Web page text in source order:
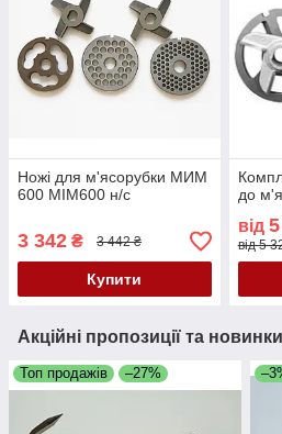
Ножі для м'ясорубки MИМ
600 MІМ600 н/с
3 342 ₴ 3 442 ₴
Купити
до
від
від 5
Акційні пропозиції та новинки
Топ продажів –27%